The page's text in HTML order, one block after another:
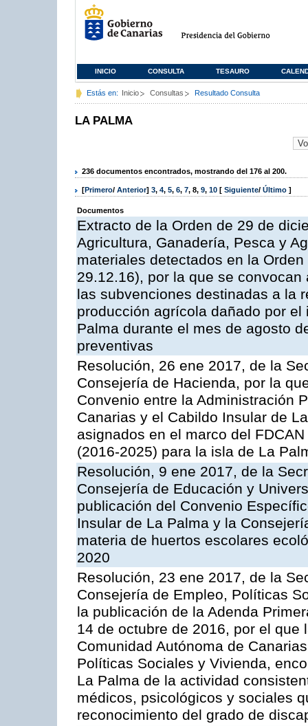
INICIO CONSULTA TESAURO
Estás en: Inicio Consultas Resultado Consulta
LA PALMA
236 documentos encontrados, mostrando del 176 al 200.
[Primero/ Anterior] 3, 4, 5, 6, 7, 8, 9, 10 [ Siguiente/ Último ]
Documentos
Extracto de la Orden de 29 de
Agricultura, Ganadería, Pesca y
materiales detectados en la
29.12.16), por la que se
las subvenciones destinadas a la
producción agrícola dañado por
Palma durante el mes de agosto
preventivas
Resolución, 26 ene 2017, de la
Consejería de Hacienda, por la
Convenio entre la Administración
Canarias y el Cabildo Insular de
asignados en el marco del
(2016-2025) para la isla de La
Resolución, 9 ene 2017, de la
Consejería de Educación y
publicación del Convenio
Insular de La Palma y la
materia de huertos escolares
2020
Resolución, 23 ene 2017, de la
Consejería de Empleo, Políticas
la publicación de la Adenda
14 de octubre de 2016, por el que
Comunidad Autónoma de
Políticas Sociales y Vivienda,
La Palma de la actividad
médicos, psicológicos y sociales
reconocimiento del grado de